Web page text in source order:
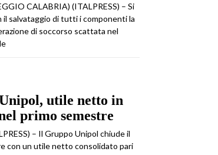
CALABRIA) (ITALPRESS) – Si
il salvataggio di tutti i componenti la
di soccorso scattata nel
utile netto in
primo semestre
– Il Gruppo Unipol chiude il
con un utile netto consolidato pari